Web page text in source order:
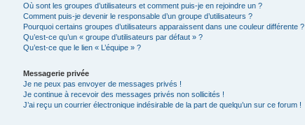
Où sont les groupes d’utilisateurs et comment puis-je en rejoindre un ?
Comment puis-je devenir le responsable d’un groupe d’utilisateurs ?
Pourquoi certains groupes d’utilisateurs apparaissent dans une couleur différente ?
Qu’est-ce qu’un « groupe d’utilisateurs par défaut » ?
Qu’est-ce que le lien « L’équipe » ?
Messagerie privée
Je ne peux pas envoyer de messages privés !
Je continue à recevoir des messages privés non sollicités !
J’ai reçu un courrier électronique indésirable de la part de quelqu’un sur ce forum !